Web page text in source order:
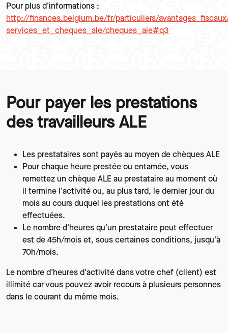
Texte
Pour plus d'informations :
http://finances.belgium.be/fr/particuliers/
services_et_cheques_ale/cheques_ale#q3
Paragraphes
Pour payer les prestations
des travailleurs ALE
TexteLes prestataires sont payés au moyen de chèques ALE
Pour chaque heure prestée ou entamée, vous
remettez un chèque ALE au prestataire au moment où
il termine l'activité ou, au plus tard, le dernier jour du
mois au cours duquel les prestations ont été
effectuées.
Le nombre d'heures qu'un prestataire peut effectuer
est de 45h/mois et, sous certaines conditions, jusqu'à
70h/mois.
Le nombre d'heures d'activité dans votre chef (client) est
illimité car vous pouvez avoir recours à plusieurs personnes
dans le courant du même mois.